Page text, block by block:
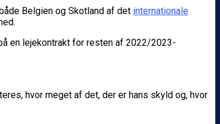
Belgien og Skotland af det internationale
en lejekontrakt for resten af 2022/2023-
hvor meget af det, der er hans skyld og, hvor